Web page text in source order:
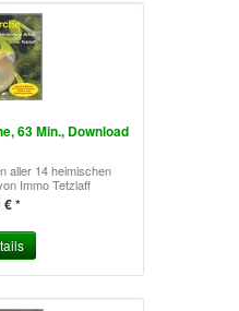
63 Min., Download
aller 14 heimischen
Immo Tetzlaff
€ *